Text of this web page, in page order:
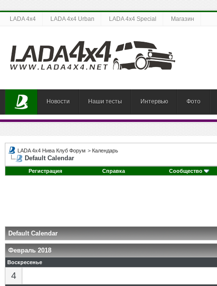
LADA 4x4 LADA 4x4 Urban LADA 4x4 Special Магазин
Новости Наши тесты Интервью Фото
LADA 4x4 Нива Клуб Форум > Календарь
Default Calendar
Регистрация Справка Сообщество
Default Calendar
Февраль 2018
Воскресенье
4